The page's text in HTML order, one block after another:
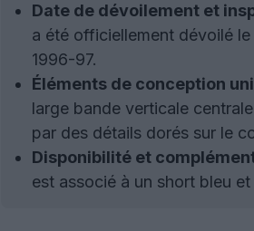
Date de dévoilement et
a été officiellement dévoilé
1996-97.
Éléments de conception
large bande verticale
par des détails dorés sur le
Disponibilité et
est associé à un short bleu